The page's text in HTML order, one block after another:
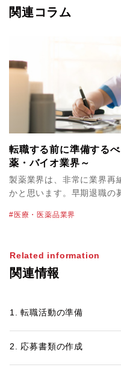
関連コラム
転職する前に準備する
薬・バイオ業界～
製薬業界は、非常に業界再
かと思います。早期退職の
かけても多くのニュースが
がら柔軟に経験値を積んで
と思っています。 パソナでは、積極的に
求職者の方々皆様に合った
数在籍しておりますので、
しての情報収集やお困りご
医療・医薬品業界
Related information
関連情報
1. 転職活動の準備
2. 応募書類の作成